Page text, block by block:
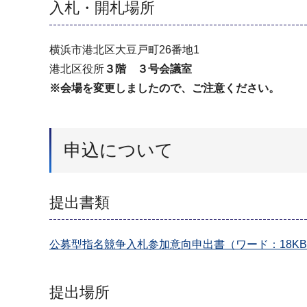
入札・開札場所
横浜市港北区大豆戸町26番地1
港北区役所 ３階 ３号会議室
※会場を変更しましたので、ご注意ください。
申込について
提出書類
公募型指名競争入札参加意向申出書（ワード：
提出場所